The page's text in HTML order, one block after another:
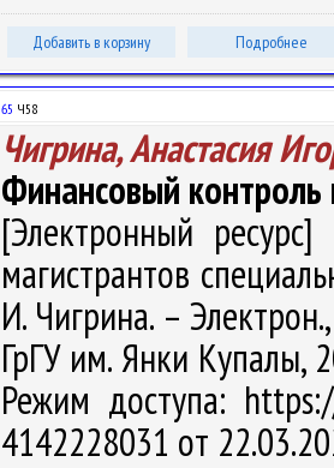
Добавить в корзину Подробнее
65 Ч58
Чигрина, Анастасия
Финансовый
[Электронный
магистрантов
И. Чигрина. –
ГрГУ им. Янки Купалы,
Режим доступа:
4142228031 от